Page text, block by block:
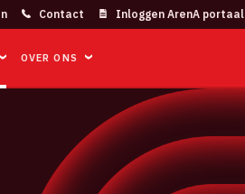
Contact Inloggen ArenA portaal
OVER ONS